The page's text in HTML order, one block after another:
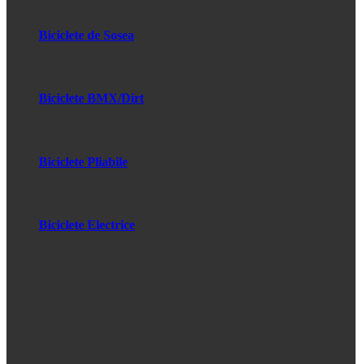
Biciclete de Sosea
Biciclete BMX/Dirt
Biciclete Pliabile
Biciclete Electrice